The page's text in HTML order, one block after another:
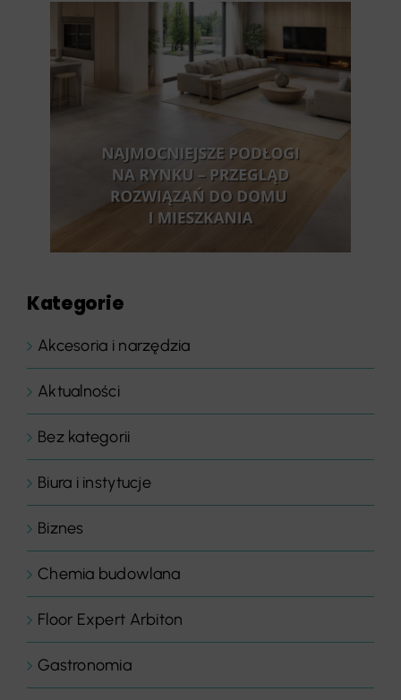
Kategorie
Akcesoria i narzędzia
Aktualności
Bez kategorii
Biura i instytucje
Biznes
Chemia budowlana
Floor Expert Arbiton
Gastronomia